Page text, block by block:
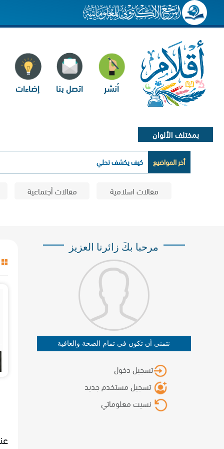
بمختلف الألوان
أنشر اتصل بنا إضاءات
أخر المواضيع كيف يكشف تحليل الشعر عن تعاطي الم
مقالات اسلامية مقالات أجتماعية
مرحبا بكَ زائرنا العزيز
نتمنى أن تكون في تمام الصحة والعافية
تسجيل دخول
تسجيل مستخدم جديد
نسيت معلوماتي